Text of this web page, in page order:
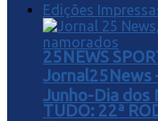
25NEWS
TUDO: 22ª
Edições
Jornal25News
Junho-Dia dos